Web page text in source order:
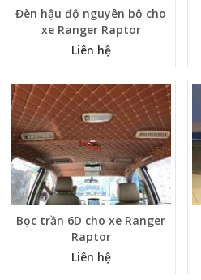
Đèn hậu độ nguyên bộ cho
xe Ranger Raptor
Liên hệ
Bọc trần 6D cho xe Ranger
Raptor
Liên hệ